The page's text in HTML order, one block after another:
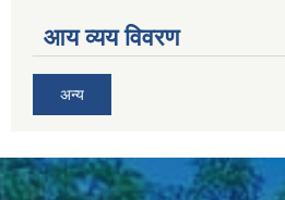
आय व्यय विवरण
अन्य